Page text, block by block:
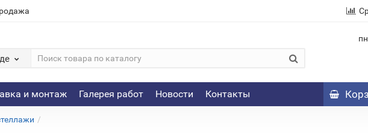
и монтаж Галерея работ Новости Контакты